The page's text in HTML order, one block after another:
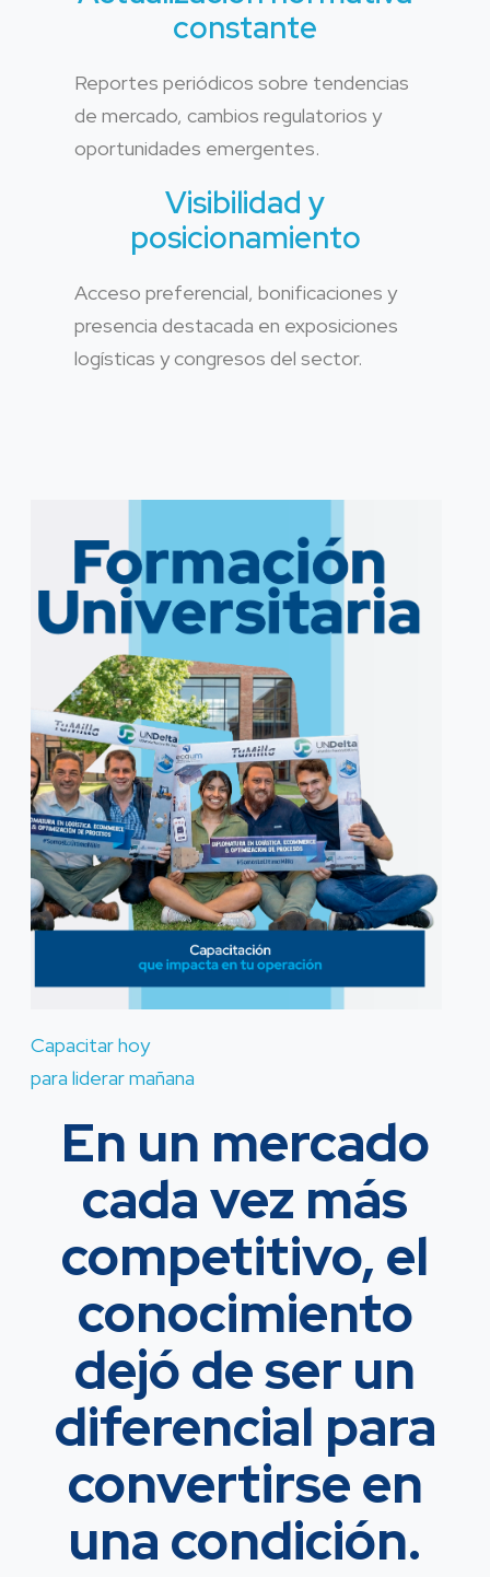
constante
Reportes periódicos sobre tendencias
de mercado, cambios regulatorios y
oportunidades emergentes.
Visibilidad y
posicionamiento
Acceso preferencial, bonificaciones y
presencia destacada en exposiciones
logísticas y congresos del sector.
Capacitar hoy
para liderar mañana
En un mercado
cada vez más
competitivo, el
conocimiento
dejó de ser un
diferencial para
convertirse en
una condición.